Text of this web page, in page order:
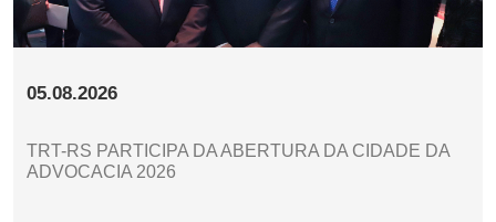
05.08.2026
TRT-RS PARTICIPA DA ABERTURA DA CIDADE DA
ADVOCACIA 2026